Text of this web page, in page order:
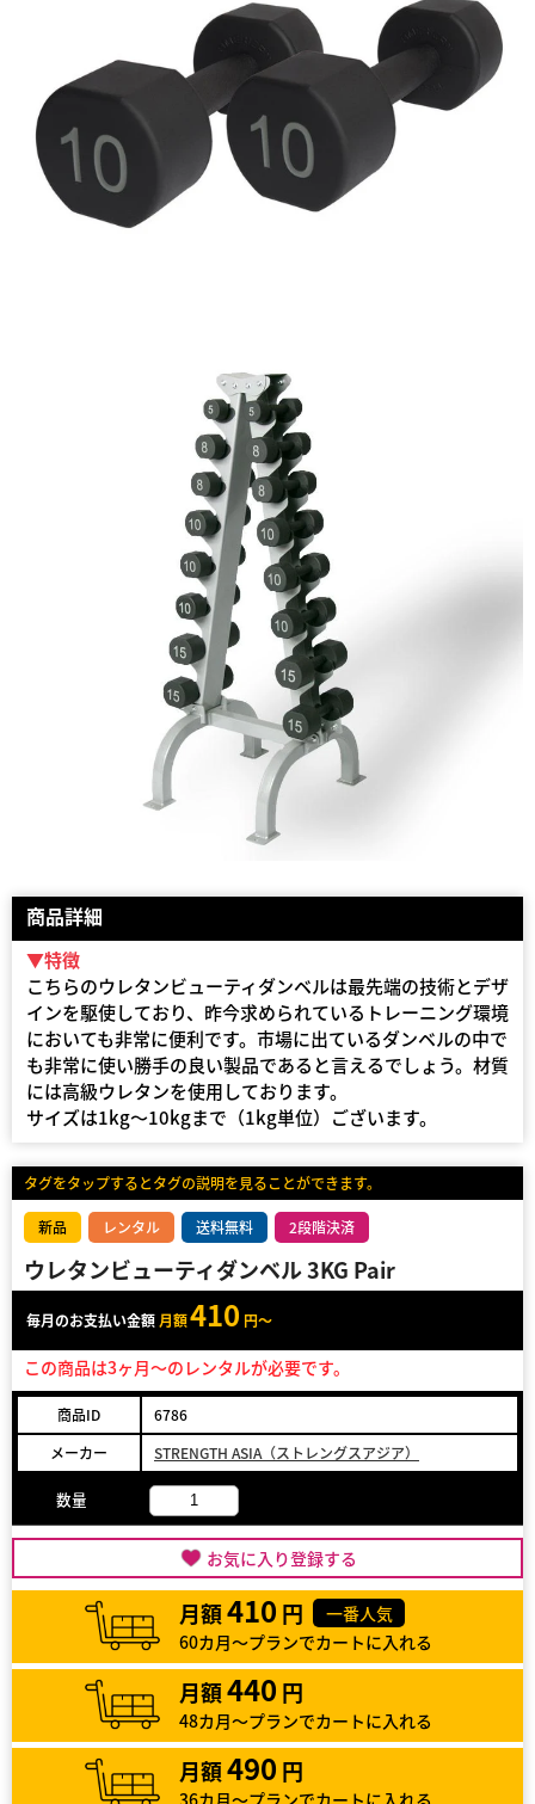
商品詳細
▼特徴
こちらのウレタンビューティダンベルは最先端の技術とデザ
インを駆使しており、昨今求められているトレーニング環境
においても非常に便利です。市場に出ているダンベルの中で
も非常に使い勝手の良い製品であると言えるでしょう。材質
には高級ウレタンを使用しております。
サイズは1kg〜10kgまで（1kg単位）ございます。
タグをタップするとタグの説明を見ることができます。
新品 レンタル 送料無料 2段階決済
ウレタンビューティダンベル 3KG Pair
毎月のお支払い金額 月額410 円～
この商品は3ヶ月～のレンタルが必要です。
商品ID
6786
メーカー
STRENGTH ASIA（ストレングスアジア）
数量
お気に入り登録する
月額410 円
一番人気
60カ月～プランでカートに入れる
月額440 円
48カ月～プランでカートに入れる
月額490 円
36カ月～プランでカートに入れる